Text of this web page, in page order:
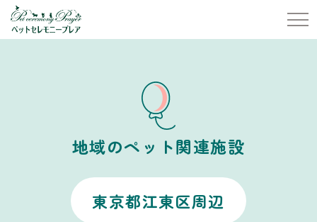
地域のペット関連施設
東京都江東区周辺